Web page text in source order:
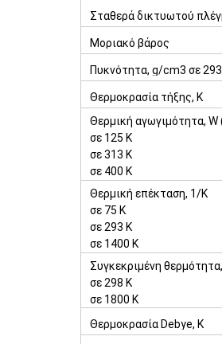
Σταθερά δικτυωτού
Μοριακό βάρος
Πυκνότητα, g/cm3 σε
Θερμοκρασία τήξης, Κ
Θερμική αγωγιμότητα, W
σε 125 Κ
σε 313 Κ
σε 400 Κ
Θερμική επέκταση, 1/K
σε 75 Κ
σε 293 Κ
σε 1400 Κ
Συγκεκριμένη
σε 298 Κ
σε 1800 Κ
Θερμοκρασία Debye, Κ